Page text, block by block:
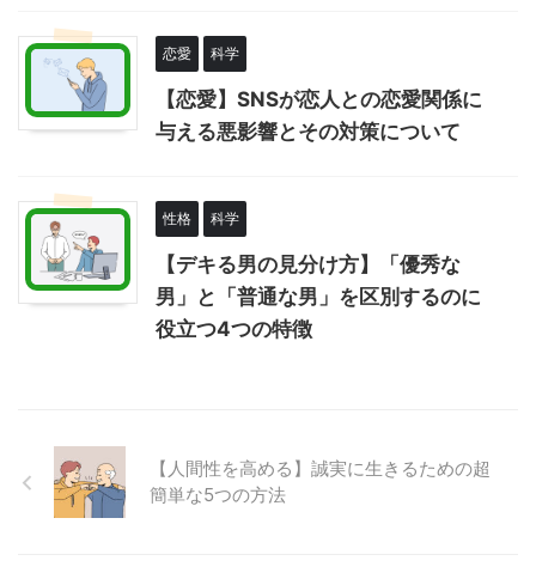
恋愛 科学
【恋愛】SNSが恋人との恋愛関係に
与える悪影響とその対策について
性格 科学
【デキる男の見分け方】「優秀な
男」と「普通な男」を区別するのに
役立つ4つの特徴
【人間性を高める】誠実に生きるための超
簡単な5つの方法